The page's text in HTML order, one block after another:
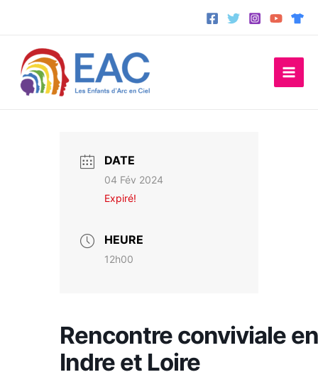
contenu
DATE
04 Fév 2024
Expiré!
HEURE
12h00
Rencontre conviviale en
Indre et Loire